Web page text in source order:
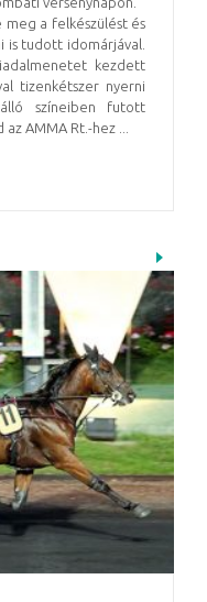
meg a felkészülést és
is tudott idomárjával.
kezdett
tizenkétszer nyerni
színeiben futott
AMMA Rt.-hez ...